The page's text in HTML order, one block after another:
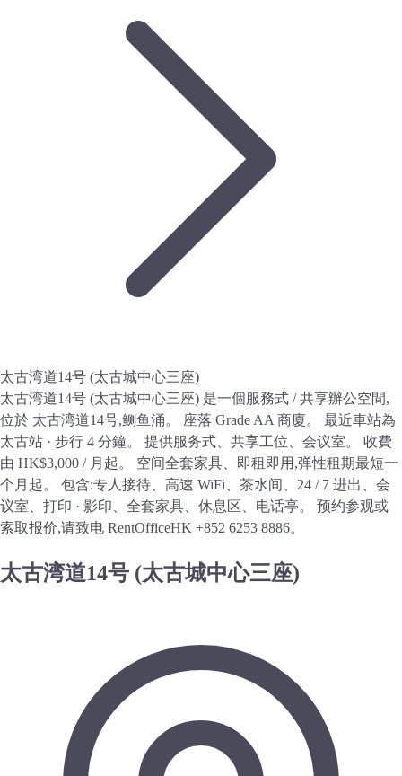
太古湾道14号 (太古城中心三座)
太古湾道14号 (太古城中心三座) 是一個服務式 / 共享辦公空間,
位於 太古湾道14号,鲗鱼涌。 座落 Grade AA 商廈。 最近車站為
太古站 · 步行 4 分鐘。 提供服务式、共享工位、会议室。 收費
由 HK$3,000 / 月起。 空间全套家具、即租即用,弹性租期最短一
个月起。 包含:专人接待、高速 WiFi、茶水间、24 / 7 进出、会
议室、打印 · 影印、全套家具、休息区、电话亭。 预约参观或
索取报价,请致电 RentOfficeHK +852 6253 8886。
太古湾道14号 (太古城中心三座)